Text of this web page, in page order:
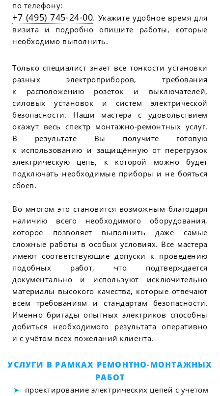
по телефону:
+7 (495) 745-24-00. Укажите удобное время для
визита и подробно опишите работы, которые
необходимо выполнить.
Только специалист знает все тонкости установки
разных электроприборов, требования
к расположению розеток и выключателей,
силовых установок и систем электрической
безопасности. Наши мастера с удовольствием
окажут весь спектр монтажно-ремонтных услуг.
В результате Вы получите готовую
к использованию и защищённую от перегрузок
электрическую цепь, к которой можно будет
подключать необходимые приборы и не бояться
сбоев.
Во многом это становится возможным благодаря
наличию всего необходимого оборудования,
которое позволяет выполнить даже самые
сложные работы в особых условиях. Все мастера
имеют соответствующие допуски к проведению
подобных работ, что подтверждается
документально и используют исключительно
материалы высокого качества, которые отвечают
всем требованиям и стандартам безопасности.
Именно бригады опытных электриков способны
добиться необходимого результата оперативно
и с учётом всех пожеланий клиента.
УСЛУГИ В РАМКАХ РЕМОНТНО-МОНТАЖНЫХ
РАБОТ
проектирование электрических цепей с учётом